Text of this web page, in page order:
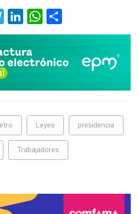
Telegram
LinkedIn
WhatsApp
Leyes presidencia
Trabajadores